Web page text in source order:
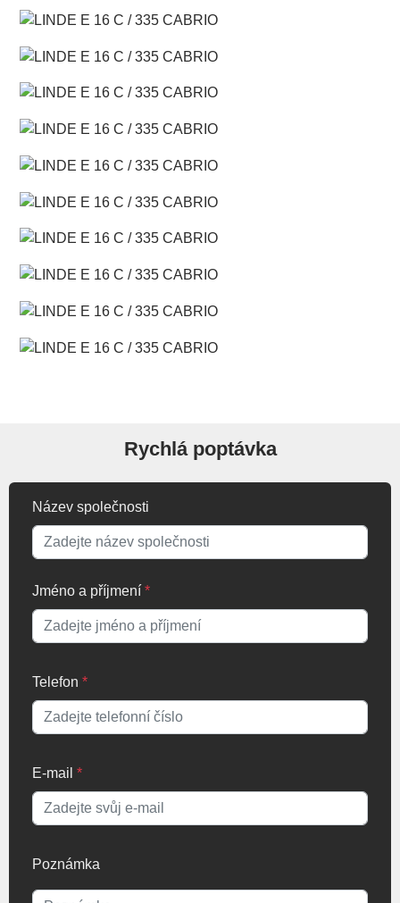
Rychlá poptávka
Název společnosti
Jméno a příjmení *
Telefon *
E-mail *
Poznámka